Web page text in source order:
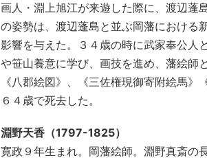
画人・淵上旭江が来遊した際に、渡辺蓬
の姿勢は、渡辺蓬島と並ぶ岡藩における
影響を与えた。３４歳の時に武家奉公人
や笹山養意に学び、画技を進め、藩絵師
《八郡絵図》、《三佐権現御寄附絵馬》
６４歳で死去した。
淵野天香（1797-1825）
寛政９年生まれ。岡藩絵師。淵野真斎の